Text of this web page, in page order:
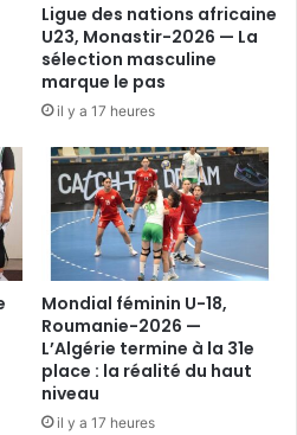
Ligue des nations africaine
U23, Monastir-2026 — La
sélection masculine
marque le pas
il y a 17 heures
Mondial féminin U-18,
Roumanie-2026 —
L’Algérie termine à la 31e
place : la réalité du haut
niveau
il y a 17 heures